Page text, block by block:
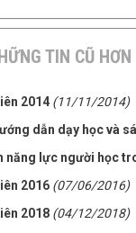
TIN CŨ HƠN
2014 (11/11/2014)
dẫn dạy học và
năng lực người học
2016 (07/06/2016)
2018 (04/12/2018)